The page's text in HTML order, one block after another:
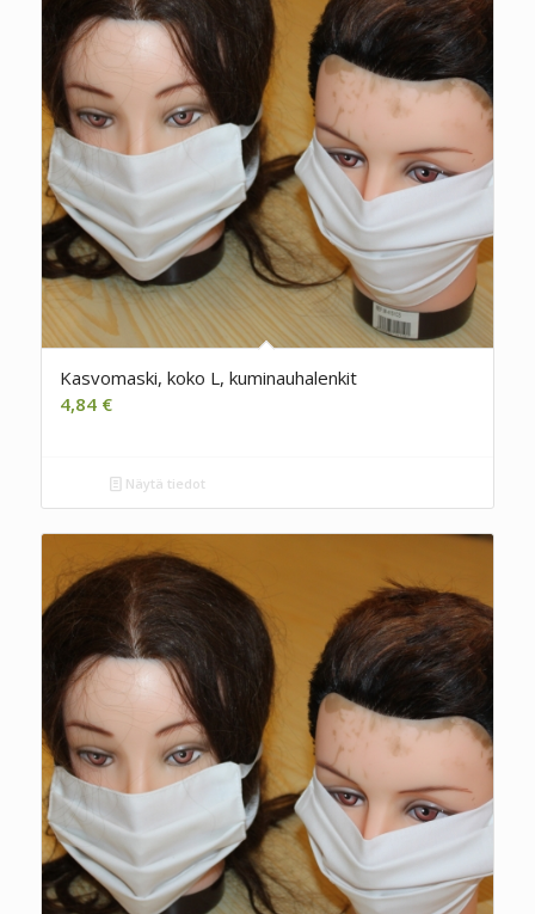
Kasvomaski, koko L, kuminauhalenkit
4,84 €
Näytä tiedot